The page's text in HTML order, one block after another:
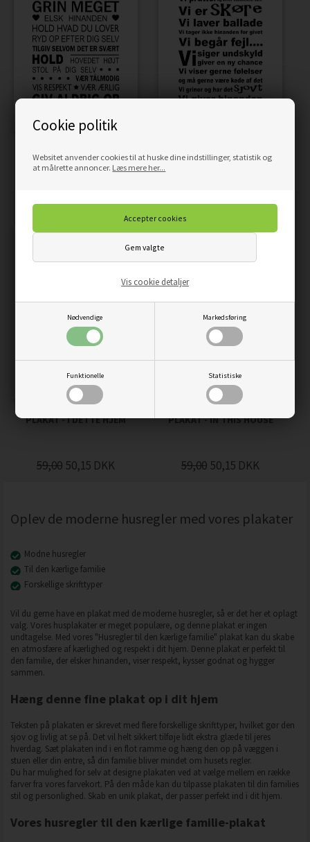
Cookie politik
Websitet anvender cookies til at huske dine indstillinger, statistik og
at målrette annoncer. Læs mere her...
Nødvendige Markedsføring
Funktionelle Statistiske
Vis cookie detaljer
PLAKAT - GODE
HUSREGLER
PLAKAT - HUSREGLER I
PLAKAT - I DETTE HJEM
59,00 50,15 DKK
PLAKAT - IN THIS HOUSE
59,00 50,15 DKK
Oplev de moderne husregler med vores plakater
Modne husregler
Til den kærlige familie
Forskellige skrifttyper
Vil du gerne have en plakat med de moderne husregler, så er det her et oplagt
valg. Vores husplakater er meget populære, og denne plakat er ingen
undtagelse. Med vores "Husregler til den kærlige familie" plakat kan du skabe
en atmosfære af kærlighed og respekt i dit hjem. Denne plakat er perfekt til
den familie, der elsker hinanden, viser respekt, kysser godnat og hygger
sammen.
Hæng denne fine plakat op i dit hjem
Teksten på plakaten er skrevet med flere forskellige skrifttyper, hvilket gør den
sjov og livlig at se på. Det vil helt sikkert tilføje lidt ekstra glæde til jeres
hverdag. Sæt plakaten ind i en flot ramme og hæng den op på væggen i
stuen eller din entre, så din familie bliver mindet om husets regler.
Du har mulighed for selv at designe plakaten ved at vælge mellem en række
farver fra vores farvekort. På den måde kan du tilpasse plakaten til din families
stil og personlighed. Skab en unik plakat, der passer perfekt ind i dit hjem.
Vores husregler til den kærlige familie-plakat